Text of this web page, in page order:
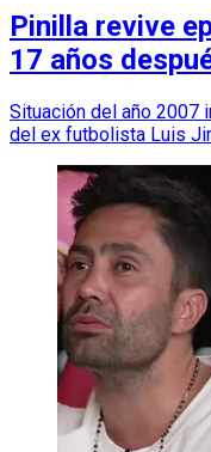
Pinilla revive
17 años
Situación del año 2007
del ex futbolista Luis